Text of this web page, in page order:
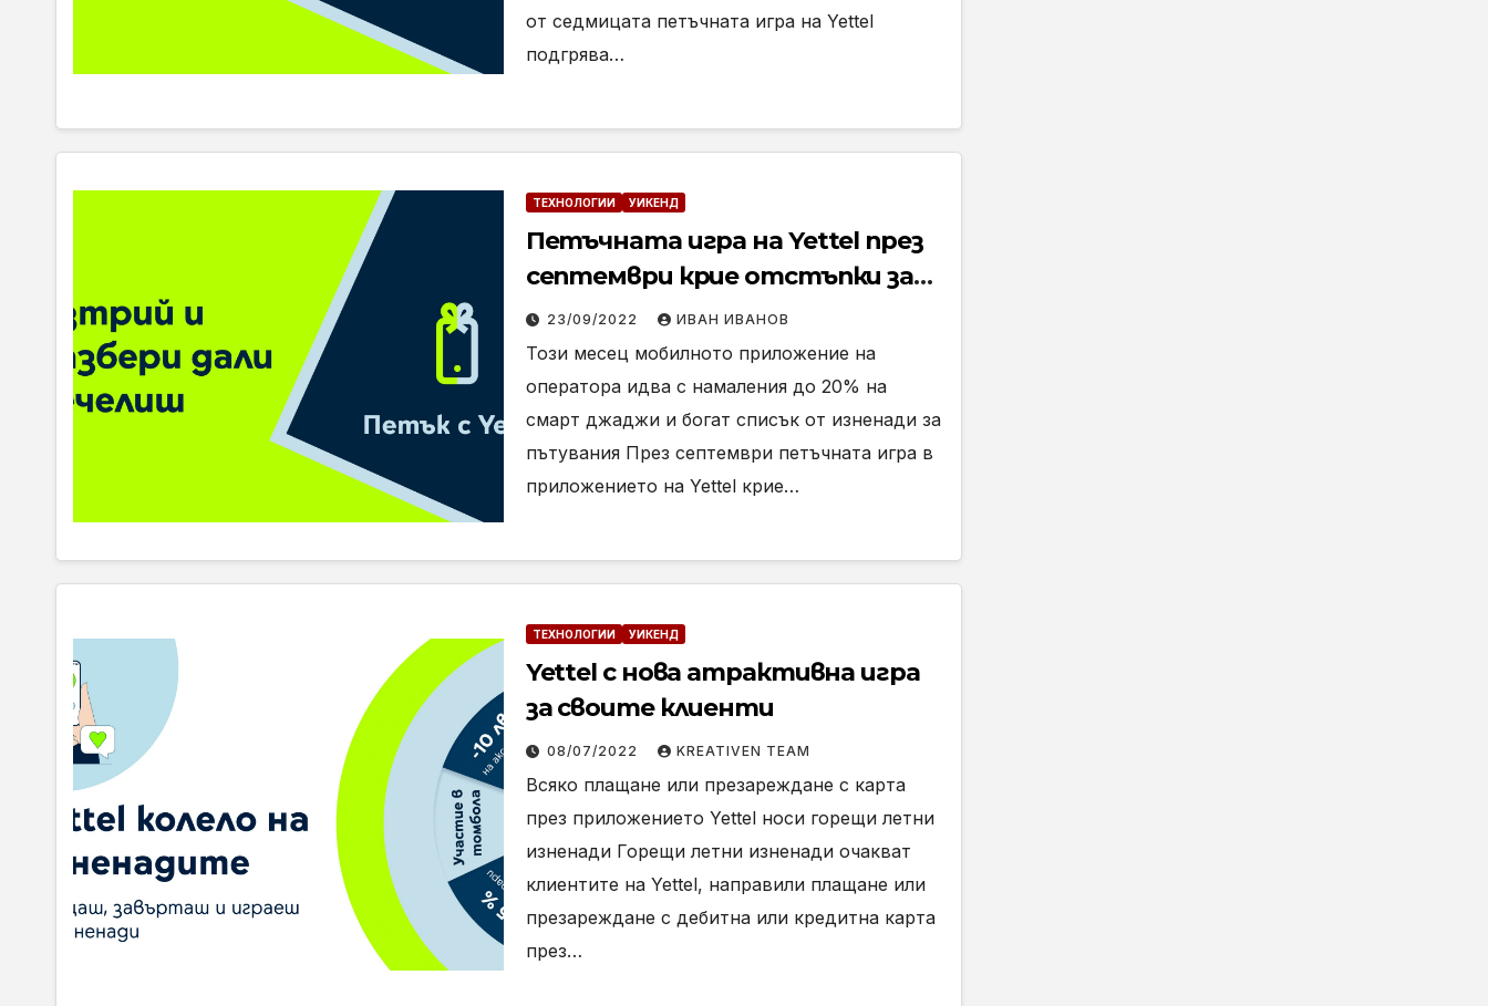
от седмицата петъчната игра на Yettel
подгрява…
ТЕХНОЛОГИИ УИКЕНД
Петъчната игра на Yettel през
септември крие отстъпки за
устройства и почивки
23/09/2022 ИВАН ИВАНОВ
Този месец мобилното приложение на
оператора идва с намаления до 20% на
смарт джаджи и богат списък от изненади за
пътувания През септември петъчната игра в
приложението на Yettel крие…
ТЕХНОЛОГИИ УИКЕНД
Yettel с нова атрактивна игра
за своите клиенти
08/07/2022 KREATIVEN TEAM
Всяко плащане или презареждане с карта
през приложението Yettel носи горещи летни
изненади Горещи летни изненади очакват
клиентите на Yettel, направили плащане или
презареждане с дебитна или кредитна карта
през…